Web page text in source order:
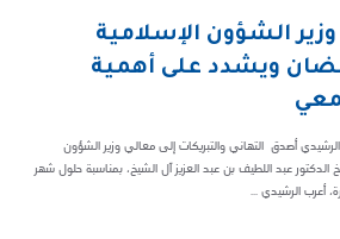
الشؤون الإسلامية
ويشدد على أهمية
أصدق التهاني والتبريكات إلى معالي وزير الشؤون
الدكتور عبد اللطيف بن عبد العزيز آل الشيخ، بمناسبة حلول شهر
أعرب الرشيدي ...